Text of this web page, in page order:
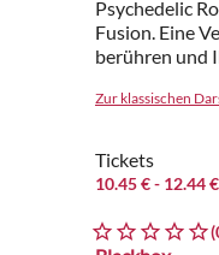
Psychedelic
Fusion. Eine
berühren und
Zur klassischen
Tickets
10.45 €- 12.44 €